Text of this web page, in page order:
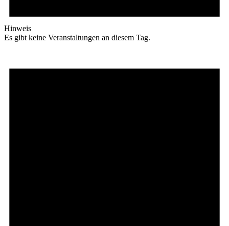
Hinweis
Es gibt keine Veranstaltungen an diesem Tag.